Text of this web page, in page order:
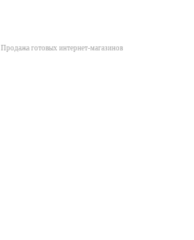
Продажа готовых интернет-магазинов